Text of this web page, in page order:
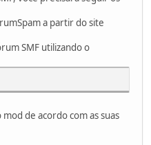
a partir do site
SMF utilizando o
de acordo com as suas